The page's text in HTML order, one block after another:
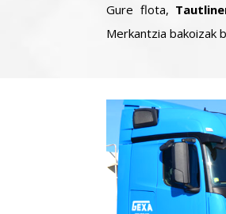
Gure flota,
Merkantzia bakoizak